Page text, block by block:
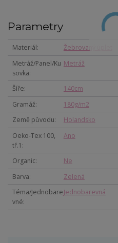
Parametry
Materiál
Žebrovaný úplet
Metráž/Panel/Ku
sovka
Metráž
Šíře
140cm
Gramáž
180g/m2
Země původu
Holandsko
Oeko-Tex 100,
tř.1
Ano
Organic
Ne
Barva
Zelená
Téma/Jednobare
vné
Jednobarevná